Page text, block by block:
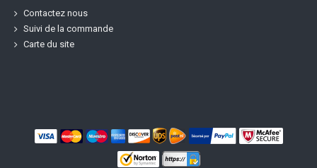
Contactez nous
Suivi de la commande
Carte du site